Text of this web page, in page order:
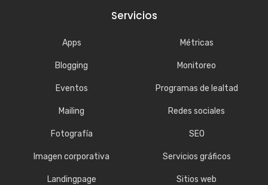
Servicios
Apps
Blogging
Eventos
Mailing
Fotografía
Imagen corporativa
Landingpage
Métricas
Monitoreo
Programas de lealtad
Redes sociales
SEO
Servicios gráficos
Sitios web